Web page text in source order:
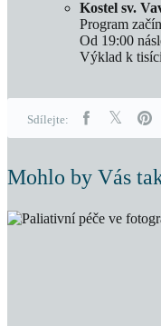
Kostel sv.
Program
Od 19:00
Výklad k
Sdílejte:
Mohlo by Vás